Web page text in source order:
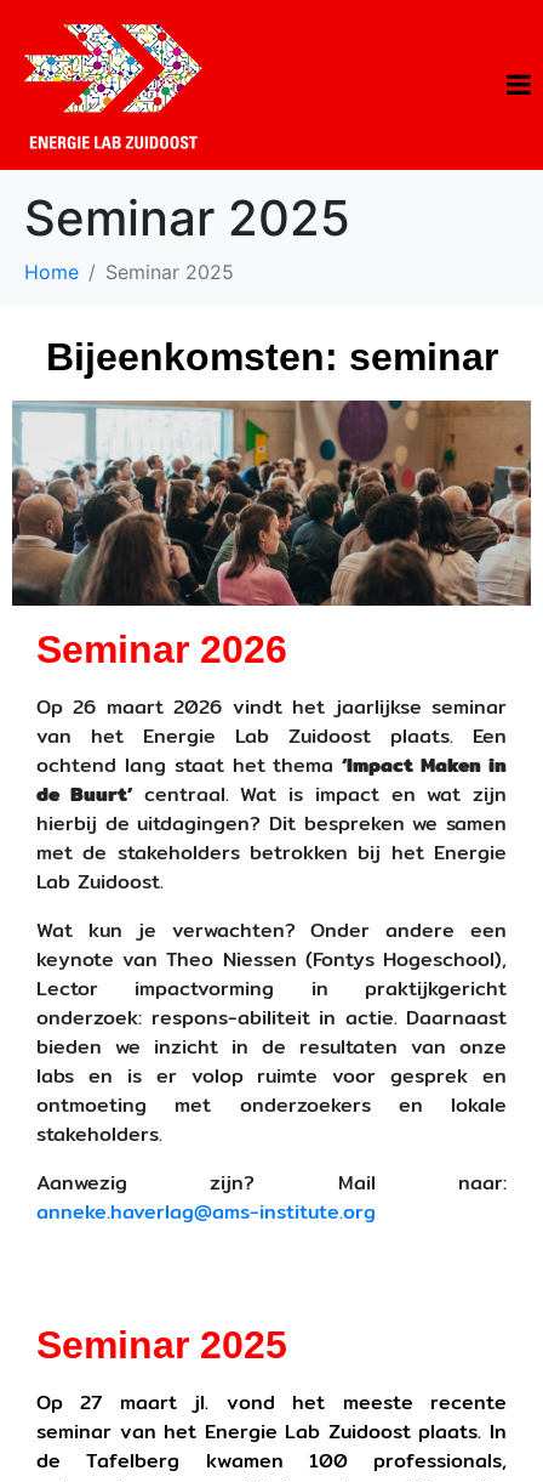
Seminar 2025
Home Seminar 2025
Bijeenkomsten: seminar
Seminar 2026
Op 26 maart 2026 vindt het jaarlijkse seminar
van het Energie Lab Zuidoost plaats. Een
ochtend lang staat het thema‘Impact Maken in
de Buurt’centraal. Wat is impact en wat zijn
hierbij de uitdagingen? Dit bespreken we samen
met de stakeholders betrokken bij het Energie
Lab Zuidoost.
Wat kun je verwachten? Onder andere een
keynote van Theo Niessen (Fontys Hogeschool),
Lector impactvorming in praktijkgericht
onderzoek: respons-abiliteit in actie. Daarnaast
bieden we inzicht in de resultaten van onze
labs en is er volop ruimte voor gesprek en
ontmoeting met onderzoekers en lokale
stakeholders.
Aanwezig zijn? Mail naar:
anneke.haverlag@ams-institute.org
Seminar 2025
Op 27 maart jl. vond het meeste recente
seminar van het Energie Lab Zuidoost plaats. In
de Tafelberg kwamen 100 professionals,